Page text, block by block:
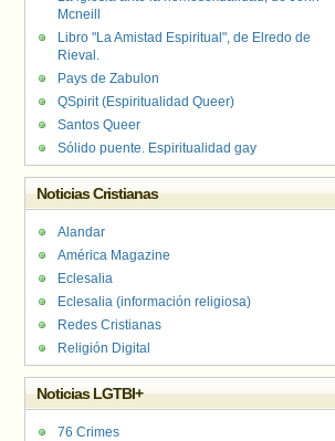
Mcneill
Libro "La Amistad Espiritual", de Elredo de
Rieval.
Pays de Zabulon
QSpirit (Espiritualidad Queer)
Santos Queer
Sólido puente. Espiritualidad gay
Noticias Cristianas
Alandar
América Magazine
Eclesalia
Eclesalia (información religiosa)
Redes Cristianas
Religión Digital
Noticias LGTBI+
76 Crimes